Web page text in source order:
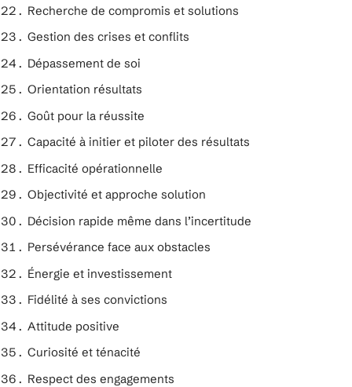
Recherche de compromis et solutions
Gestion des crises et conflits
Dépassement de soi
Orientation résultats
Goût pour la réussite
Capacité à initier et piloter des résultats
Efficacité opérationnelle
Objectivité et approche solution
Décision rapide même dans l’incertitude
Persévérance face aux obstacles
Énergie et investissement
Fidélité à ses convictions
Attitude positive
Curiosité et ténacité
Respect des engagements